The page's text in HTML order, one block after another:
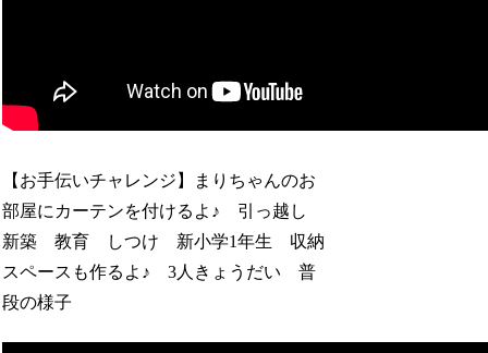
【お手伝いチャレンジ】まりちゃんのお
部屋にカーテンを付けるよ♪ 引っ越し
新築 教育 しつけ 新小学1年生 収納
スペースも作るよ♪ 3人きょうだい 普
段の様子